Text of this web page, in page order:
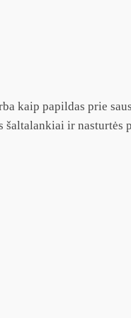
kaip papildas prie
šaltalankiai ir nasturtės